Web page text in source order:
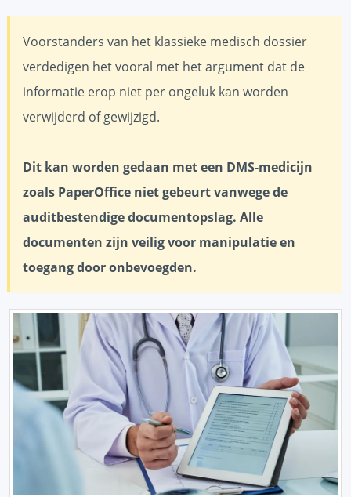
Voorstanders van het klassieke medisch dossier
verdedigen het vooral met het argument dat de
informatie erop niet per ongeluk kan worden
verwijderd of gewijzigd.
Dit kan worden gedaan met een DMS-medicijn
zoals PaperOffice niet gebeurt vanwege de
auditbestendige documentopslag. Alle
documenten zijn veilig voor manipulatie en
toegang door onbevoegden.